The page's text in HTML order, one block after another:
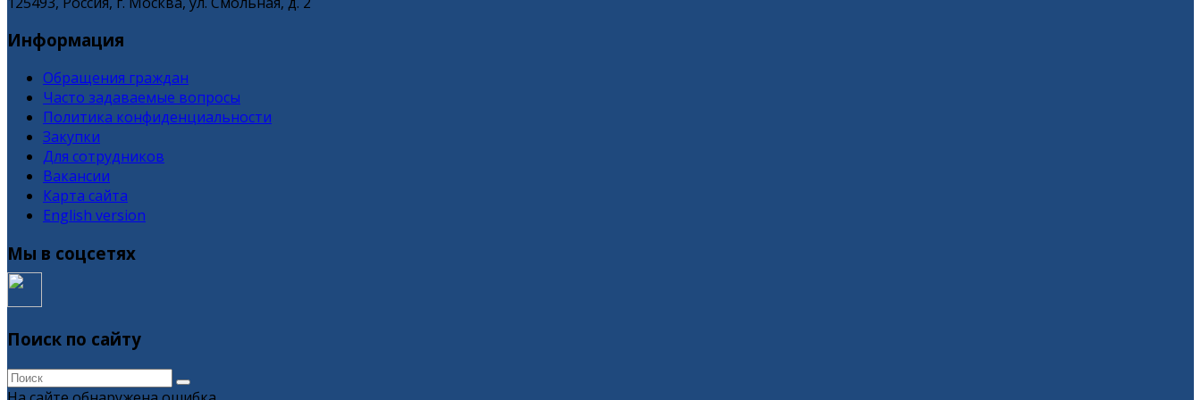
Информация
Обращения граждан
Часто задаваемые вопросы
Политика конфиденциальности
Закупки
Для сотрудников
Вакансии
Карта сайта
English version
Мы в соцсетях
Поиск по сайту